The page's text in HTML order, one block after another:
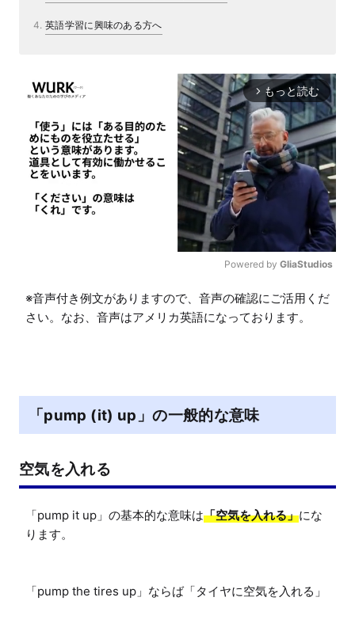
英語学習に興味のある方へ
arrow_forward_ios もっと読む
M
u
Powered by GliaStudios
※音声付き例文がありますので、音声の確認にご活用くだ
さい。なお、音声はアメリカ英語になっております。
「pump (it) up」の一般的な意味
空気を入れる
「pump it up」の基本的な意味は「空気を入れる」にな
ります。
「pump the tires up」ならば「タイヤに空気を入れる」